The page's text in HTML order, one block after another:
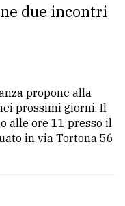
due incontri
propone alla
prossimi giorni. Il
alle ore 11 presso il
in via Tortona 56